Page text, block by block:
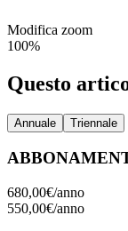
Modifica zoom
100%
Questo
Annuale Triennale
680,00€/anno
550,00€/anno